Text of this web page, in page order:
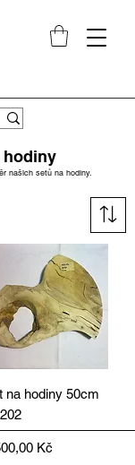
hodiny
našich setů na hodiny.
na hodiny 50cm
Kč